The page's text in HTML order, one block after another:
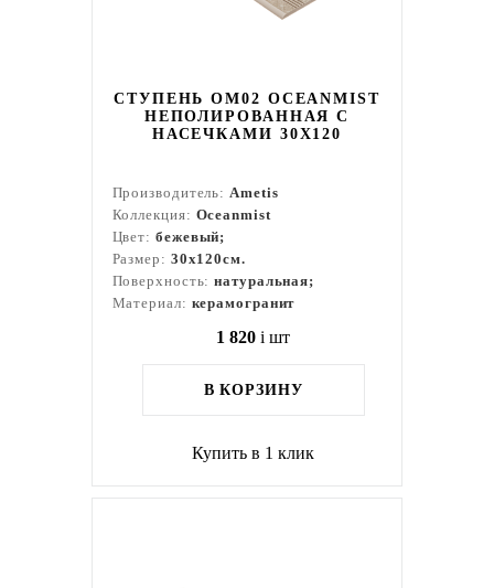
СТУПЕНЬ OM02 OCEANMIST
НЕПОЛИРОВАННАЯ С
НАСЕЧКАМИ 30X120
Производитель:Ametis
Коллекция: Oceanmist
Цвет: бежевый;
Размер: 30x120см.
Поверхность:натуральная;
Материал: керамогранит
1 820 i шт
В КОРЗИНУ
Купить в 1 клик